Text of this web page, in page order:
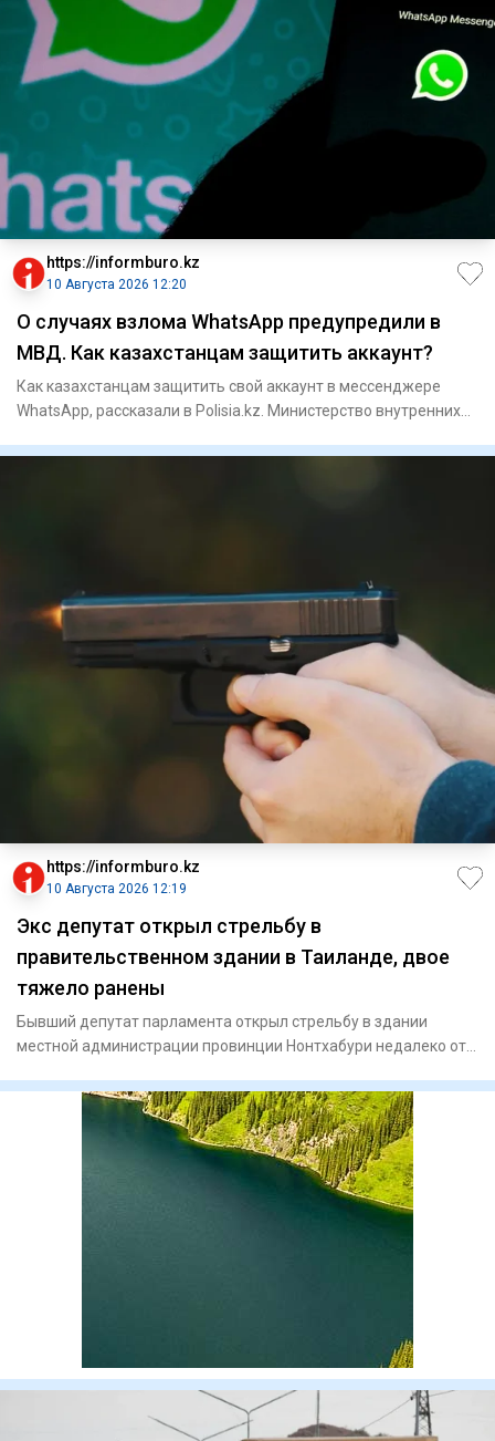
https://informburo.kz
10 Августа 2026 12:20
О случаях взлома WhatsApp предупредили в
МВД. Как казахстанцам защитить аккаунт?
Как казахстанцам защитить свой аккаунт в мессенджере
WhatsApp, рассказали в Polisia.kz. Министерство внутренних
https://informburo.kz
10 Августа 2026 12:19
Экс депутат открыл стрельбу в
правительственном здании в Таиланде, двое
тяжело ранены
Бывший депутат парламента открыл стрельбу в здании
местной администрации провинции Нонтхабури недалеко от